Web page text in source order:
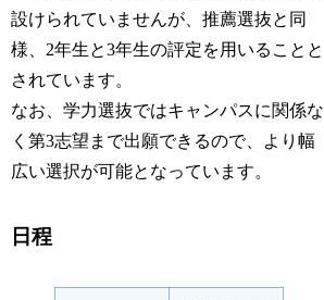
設けられていませんが、推薦選抜と同
様、2年生と3年生の評定を用いることと
されています。
なお、学力選抜ではキャンパスに関係な
く第3志望まで出願できるので、より幅
広い選択が可能となっています。
日程